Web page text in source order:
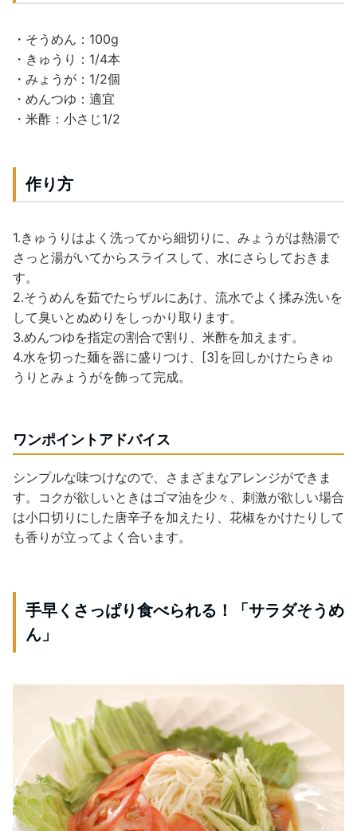
・そうめん：100g
・きゅうり：1/4本
・みょうが：1/2個
・めんつゆ：適宜
・米酢：小さじ1/2
作り方
1.きゅうりはよく洗ってから細切りに、みょうがは熱湯で
さっと湯がいてからスライスして、水にさらしておきま
す。
2.そうめんを茹でたらザルにあけ、流水でよく揉み洗いを
して臭いとぬめりをしっかり取ります。
3.めんつゆを指定の割合で割り、米酢を加えます。
4.水を切った麺を器に盛りつけ、[3]を回しかけたらきゅ
うりとみょうがを飾って完成。
ワンポイントアドバイス
シンプルな味つけなので、さまざまなアレンジができま
す。コクが欲しいときはゴマ油を少々、刺激が欲しい場合
は小口切りにした唐辛子を加えたり、花椒をかけたりして
も香りが立ってよく合います。
手早くさっぱり食べられる！「サラダそうめ
ん」